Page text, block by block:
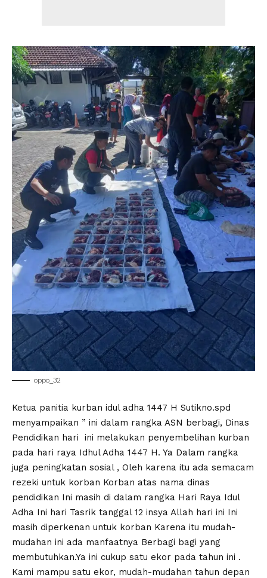
oppo_32
Ketua panitia kurban idul adha 1447 H Sutikno.spd
menyampaikan ” ini dalam rangka ASN berbagi, Dinas
Pendidikan hari ini melakukan penyembelihan kurban
pada hari raya Idhul Adha 1447 H. Ya Dalam rangka
juga peningkatan sosial , Oleh karena itu ada semacam
rezeki untuk korban Korban atas nama dinas
pendidikan Ini masih di dalam rangka Hari Raya Idul
Adha Ini hari Tasrik tanggal 12 insya Allah hari ini Ini
masih diperkenan untuk korban Karena itu mudah-
mudahan ini ada manfaatnya Berbagi bagi yang
membutuhkan.Ya ini cukup satu ekor pada tahun ini .
Kami mampu satu ekor, mudah-mudahan tahun depan